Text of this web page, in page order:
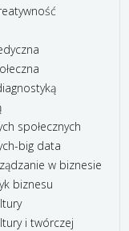
społecznych
big data
w biznesie
biznesu
i twórczej